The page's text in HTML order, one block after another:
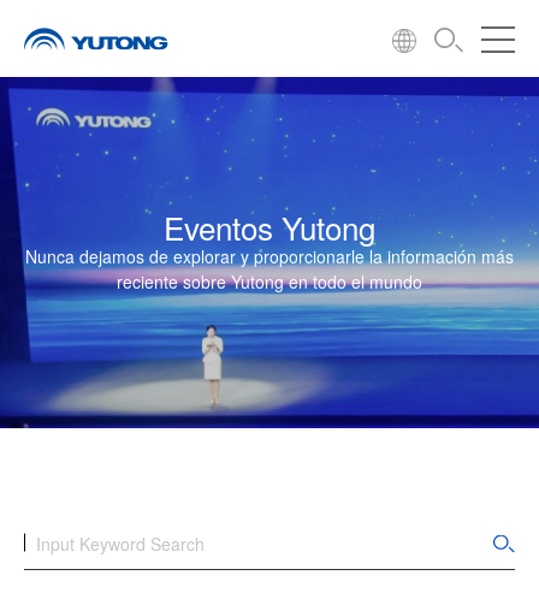
Eventos Yutong
Nunca dejamos de explorar y proporcionarle la información más
reciente sobre Yutong en todo el mundo